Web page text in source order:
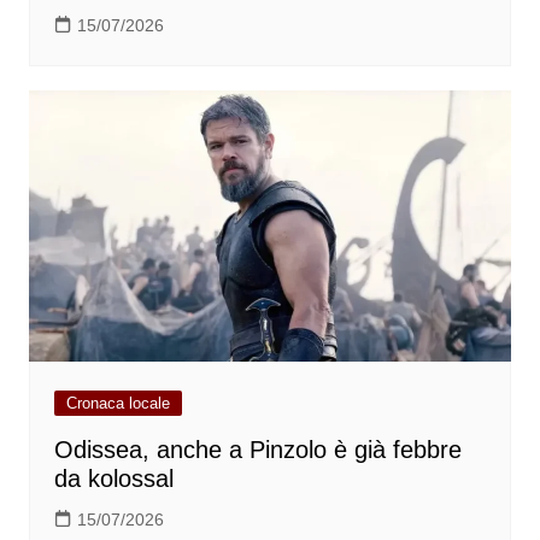
15/07/2026
Cronaca locale
Odissea, anche a Pinzolo è già febbre
da kolossal
15/07/2026